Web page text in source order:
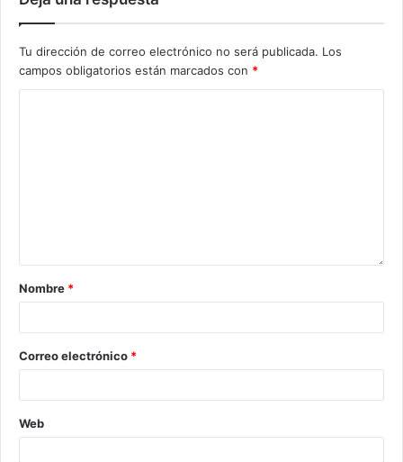
Tu dirección de correo electrónico no será publicada. Los
campos obligatorios están marcados con *
Nombre *
Correo electrónico *
Web